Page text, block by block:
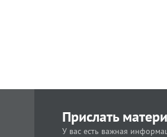
Прислать
У вас есть важная